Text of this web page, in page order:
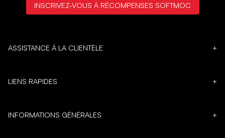
ASSISTANCE À LA CLIENTÈLE +
LIENS RAPIDES +
INFORMATIONS GÉNÉRALES +
INSCRIVEZ-VOUS À RÉCOMPENSES SOFTMOC